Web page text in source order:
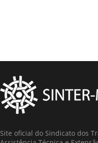
Site oficial do Sindicato dos